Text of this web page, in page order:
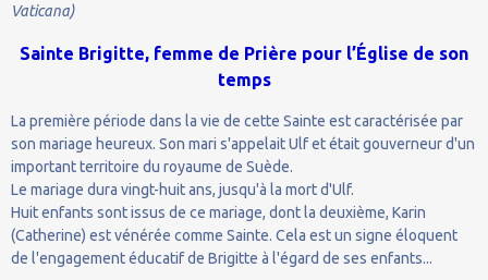
Vaticana)
Sainte Brigitte, femme de Prière pour l’Église de son
temps
La première période dans la vie de cette Sainte est caractérisée par
son mariage heureux. Son mari s'appelait Ulf et était gouverneur d'un
important territoire du royaume de Suède.
Le mariage dura vingt-huit ans, jusqu'à la mort d'Ulf.
Huit enfants sont issus de ce mariage, dont la deuxième, Karin
(Catherine) est vénérée comme Sainte. Cela est un signe éloquent
de l'engagement éducatif de Brigitte à l'égard de ses enfants...